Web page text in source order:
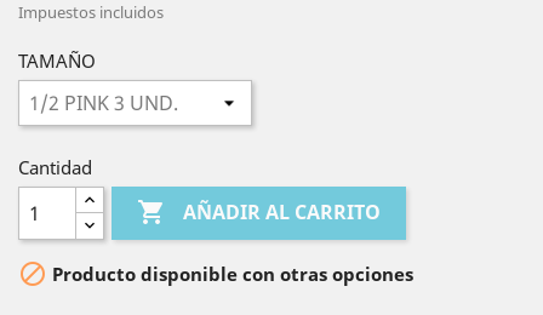
Impuestos incluidos
TAMAÑO
Cantidad
 AÑADIR AL CARRITO
 Producto disponible con otras opciones